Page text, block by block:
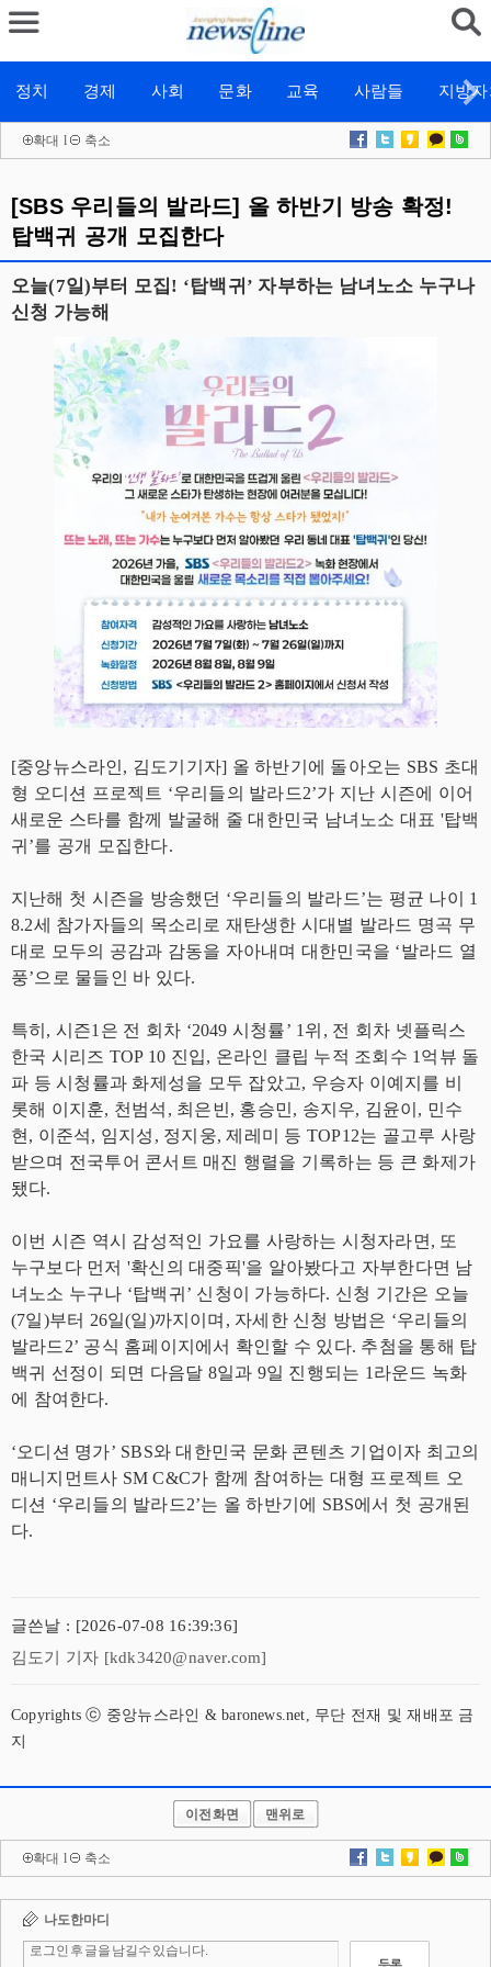
정치 경제 사회 문화 교육 사람들 지방
확대 l 축소
[SBS 우리들의 발라드] 올 하반기 방송 확정!
탑백귀 공개 모집한다
오늘(7일)부터 모집! ‘탑백귀’ 자부하는 남녀노소 누구나
신청 가능해
[중앙뉴스라인, 김도기기자] 올 하반기에 돌아오는 SBS 초대
형 오디션 프로젝트 ‘우리들의 발라드2’가 지난 시즌에 이어
새로운 스타를 함께 발굴해 줄 대한민국 남녀노소 대표 '탑백
귀’를 공개 모집한다.
지난해 첫 시즌을 방송했던 ‘우리들의 발라드’는 평균 나이 1
8.2세 참가자들의 목소리로 재탄생한 시대별 발라드 명곡 무
대로 모두의 공감과 감동을 자아내며 대한민국을 ‘발라드 열
풍’으로 물들인 바 있다.
특히, 시즌1은 전 회차 ‘2049 시청률’ 1위, 전 회차 넷플릭스
한국 시리즈 TOP 10 진입, 온라인 클립 누적 조회수 1억뷰 돌
파 등 시청률과 화제성을 모두 잡았고, 우승자 이예지를 비
롯해 이지훈, 천범석, 최은빈, 홍승민, 송지우, 김윤이, 민수
현, 이준석, 임지성, 정지웅, 제레미 등 TOP12는 골고루 사랑
받으며 전국투어 콘서트 매진 행렬을 기록하는 등 큰 화제가
됐다.
이번 시즌 역시 감성적인 가요를 사랑하는 시청자라면, 또
누구보다 먼저 '확신의 대중픽'을 알아봤다고 자부한다면 남
녀노소 누구나 ‘탑백귀’ 신청이 가능하다. 신청 기간은 오늘
(7일)부터 26일(일)까지이며, 자세한 신청 방법은 ‘우리들의
발라드2’ 공식 홈페이지에서 확인할 수 있다. 추첨을 통해 탑
백귀 선정이 되면 다음달 8일과 9일 진행되는 1라운드 녹화
에 참여한다.
‘오디션 명가’ SBS와 대한민국 문화 콘텐츠 기업이자 최고의
매니지먼트사 SM C&C가 함께 참여하는 대형 프로젝트 오
디션 ‘우리들의 발라드2’는 올 하반기에 SBS에서 첫 공개된
다.
글쓴날 : [2026-07-08 16:39:36]
김도기 기자 [kdk3420@naver.com]
Copyrights ⓒ 중앙뉴스라인 & baronews.net, 무단 전재 및 재배포 금
지
이전화면 맨위로
확대 l 축소